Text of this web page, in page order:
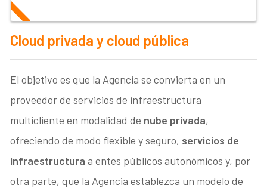
Cloud privada y cloud pública
El objetivo es que la Agencia se convierta en un
proveedor de servicios de infraestructura
multicliente en modalidad de nube privada,
ofreciendo de modo flexible y seguro, servicios de
infraestructura a entes públicos autonómicos y, por
otra parte, que la Agencia establezca un modelo de